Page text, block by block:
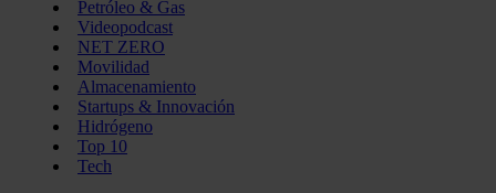
Petróleo & Gas
Videopodcast
NET ZERO
Movilidad
Almacenamiento
Startups & Innovación
Hidrógeno
Top 10
Tech